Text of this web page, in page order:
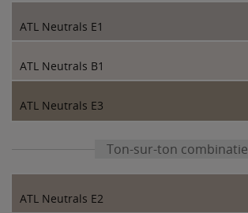
ATL Neutrals E1
ATL Neutrals B1
ATL Neutrals E3
Ton-sur-ton combinatie
ATL Neutrals E2